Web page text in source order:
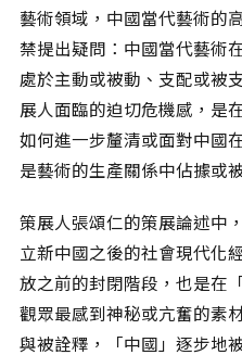
藝術領域，中國當代藝術的
禁提出疑問：中國當代藝術
處於主動或被動、支配或被
展人面臨的迫切危機感，是
如何進一步釐清或面對中國
是藝術的生產關係中佔據或
策展人張頌仁的策展論述中
立新中國之後的社會現代化
放之前的封閉階段，也是在
觀眾最感到神秘或亢奮的素
與被詮釋，「中國」逐步地